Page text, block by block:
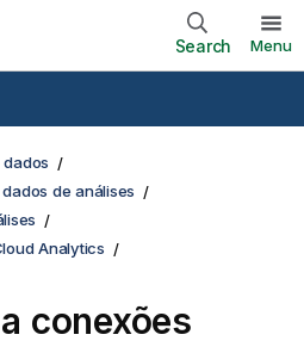
Search Menu
de análises
Analytics
conexões